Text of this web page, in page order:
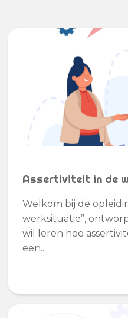
Assertiviteit in de
Welkom bij de
werksituatie”,
wil leren hoe
een..